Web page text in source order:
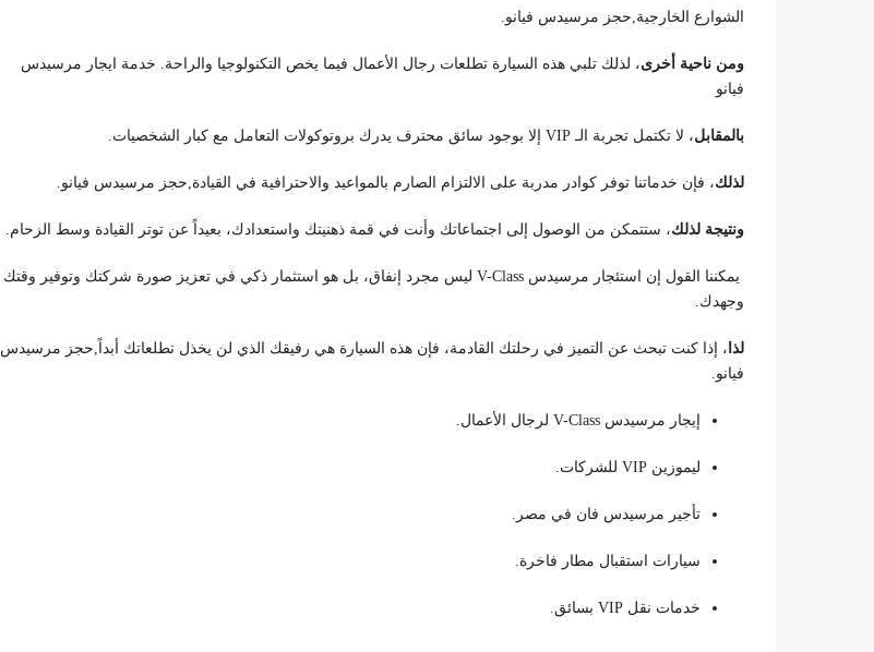
الشوارع الخارجية,حجز مرسيدس فيانو.
ومن ناحية أخرى، لذلك تلبي هذه السيارة تطلعات رجال الأعمال فيما يخص التكنولوجيا والراحة. خدمة ايجار مرسيدس
فيانو
بالمقابل، لا تكتمل تجربة الـ VIP إلا بوجود سائق محترف يدرك بروتوكولات التعامل مع كبار الشخصيات.
لذلك، فإن خدماتنا توفر كوادر مدربة على الالتزام الصارم بالمواعيد والاحترافية في القيادة,حجز مرسيدس فيانو.
ونتيجة لذلك، ستتمكن من الوصول إلى اجتماعاتك وأنت في قمة ذهنيتك واستعدادك، بعيداً عن توتر القيادة وسط الزحام.
يمكننا القول إن استئجار مرسيدس V-Class ليس مجرد إنفاق، بل هو استثمار ذكي في تعزيز صورة شركتك وتوفير وقتك
وجهدك.
لذا ، إذا كنت تبحث عن التميز في رحلتك القادمة، فإن هذه السيارة هي رفيقك الذي لن يخذل تطلعاتك أبداً,حجز مرسيدس
فيانو.
إيجار مرسيدس V-Class لرجال الأعمال.
ليموزين VIP للشركات.
تأجير مرسيدس فان في مصر.
سيارات استقبال مطار فاخرة.
خدمات نقل VIP بسائق.